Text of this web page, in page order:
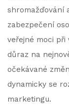
shromažďování
zabezpečení
veřejné moci při
důraz na
očekávané
dynamicky se
marketingu.